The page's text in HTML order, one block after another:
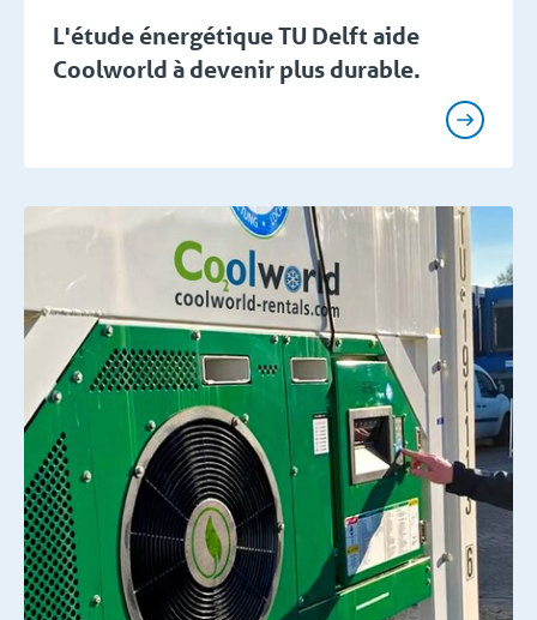
L'étude énergétique TU Delft aide
Coolworld à devenir plus durable.